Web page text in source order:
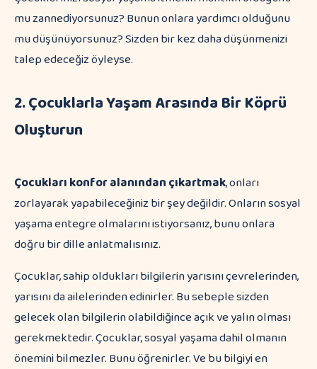
mu zannediyorsunuz? Bunun onlara yardımcı olduğunu
mu düşünüyorsunuz? Sizden bir kez daha düşünmenizi
talep edeceğiz öyleyse.
2. Çocuklarla Yaşam Arasında Bir Köprü
Oluşturun
Çocukları konfor alanından çıkartmak, onları
zorlayarak yapabileceğiniz bir şey değildir. Onların sosyal
yaşama entegre olmalarını istiyorsanız, bunu onlara
doğru bir dille anlatmalısınız.
Çocuklar, sahip oldukları bilgilerin yarısını çevrelerinden,
yarısını da ailelerinden edinirler. Bu sebeple sizden
gelecek olan bilgilerin olabildiğince açık ve yalın olması
gerekmektedir. Çocuklar, sosyal yaşama dahil olmanın
önemini bilmezler. Bunu öğrenirler. Ve bu bilgiyi en